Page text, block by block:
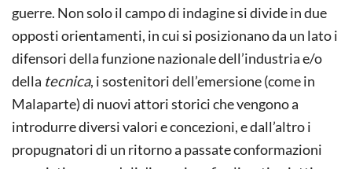
guerre. Non solo il campo di indagine si divide in due
opposti orientamenti, in cui si posizionano da un lato i
difensori della funzione nazionale dell’industria e/o
della tecnica, i sostenitori dell’emersione (come in
Malaparte) di nuovi attori storici che vengono a
introdurre diversi valori e concezioni, e dall’altro i
propugnatori di un ritorno a passate conformazioni